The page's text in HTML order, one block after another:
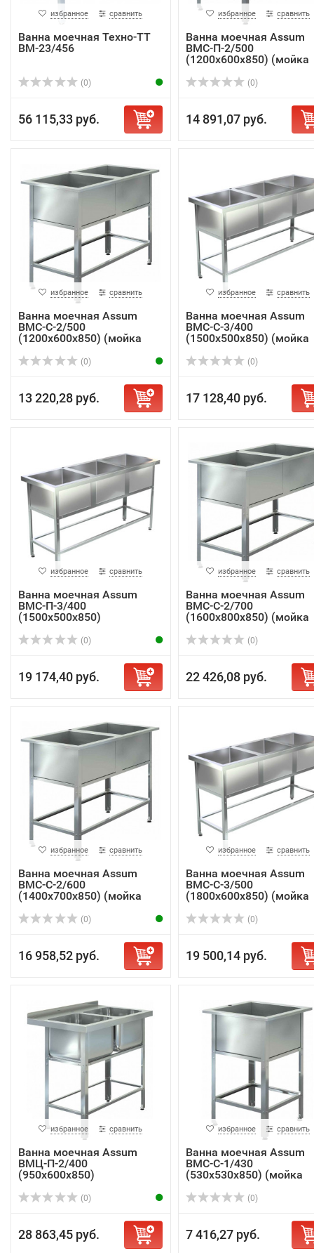
избранное сравнить
Ванна моечная Техно-ТТ
ВМ-23/456
(0)
56 115,33 руб.
избранное сравнить
Ванна моечная Assum
ВМС-П-2/500
(1200х600х850) (мойка
AIS...
(0)
14 891,07 руб.
избранное сравнить
Ванна моечная Assum
ВМС-С-2/500
(1200х600х850) (мойка
AIS...
(0)
13 220,28 руб.
избранное сравнить
Ванна моечная Assum
ВМС-С-3/400
(1500х500х850) (мойка
AIS...
(0)
17 128,40 руб.
избранное сравнить
Ванна моечная Assum
ВМС-П-3/400
(1500х500х850)
(0)
19 174,40 руб.
избранное сравнить
Ванна моечная Assum
ВМС-С-2/700
(1600х800х850) (мойка
AIS...
(0)
22 426,08 руб.
избранное сравнить
Ванна моечная Assum
ВМС-С-2/600
(1400х700х850) (мойка
AIS...
(0)
16 958,52 руб.
избранное сравнить
Ванна моечная Assum
ВМС-С-3/500
(1800х600х850) (мойка
AIS...
(0)
19 500,14 руб.
избранное сравнить
Ванна моечная Assum
ВМЦ-П-2/400
(950х600х850)
(0)
28 863,45 руб.
избранное сравнить
Ванна моечная Assum
ВМС-С-1/430
(530х530х850) (мойка
AISI...
(0)
7 416,27 руб.